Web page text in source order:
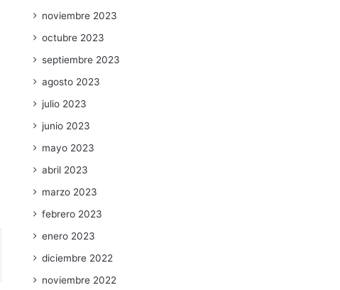
noviembre 2023
octubre 2023
septiembre 2023
agosto 2023
julio 2023
junio 2023
mayo 2023
abril 2023
marzo 2023
febrero 2023
enero 2023
diciembre 2022
noviembre 2022